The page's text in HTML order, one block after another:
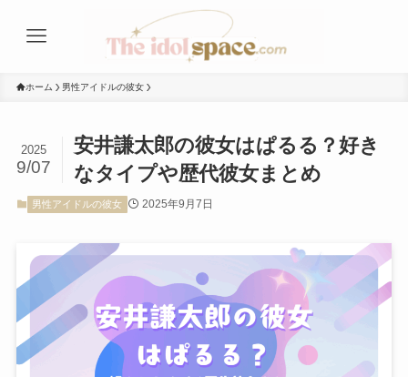
ホーム 男性アイドルの彼女
安井謙太郎の彼女はぱるる？好き
なタイプや歴代彼女まとめ
2025
9/07
男性アイドルの彼女 2025年9月7日